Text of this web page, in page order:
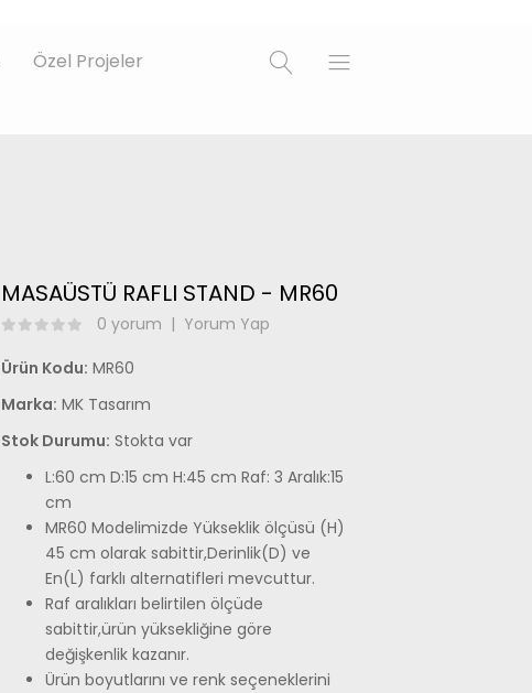
Özel Projeler
MASAÜSTÜ RAFLI STAND - MR60
0 yorum | Yorum Yap
Ürün Kodu: MR60
Marka: MK Tasarım
Stok Durumu: Stokta var
L:60 cm D:15 cm H:45 cm Raf: 3 Aralık:15
cm
MR60 Modelimizde Yükseklik ölçüsü (H)
45 cm olarak sabittir,Derinlik(D) ve
En(L) farklı alternatifleri mevcuttur.
Raf aralıkları belirtilen ölçüde
sabittir,ürün yüksekliğine göre
değişkenlik kazanır.
Ürün boyutlarını ve renk seçeneklerini